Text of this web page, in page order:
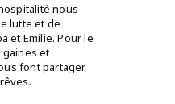
nous
lutte et de
et Emilie. Pour le
gaines et
font partager